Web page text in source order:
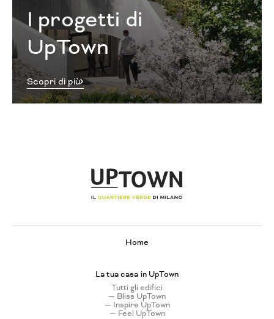
I progetti di
UpTown
Scopri di più
Home
La tua casa in UpTown
Tutti gli edifici
— Bliss UpTown
— Inspire UpTown
— Feel UpTown